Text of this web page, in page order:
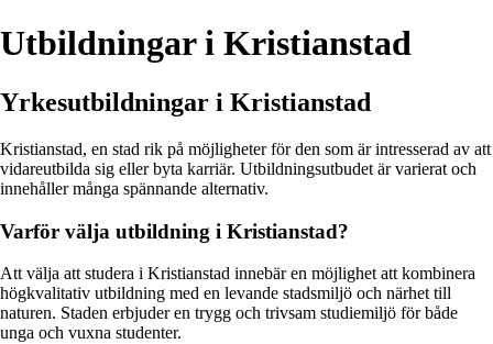
Utbildningar i Kristianstad
Yrkesutbildningar i Kristianstad
Kristianstad, en stad rik på möjligheter för den som är intresserad av att
vidareutbilda sig eller byta karriär. Utbildningsutbudet är varierat och
innehåller många spännande alternativ.
Varför välja utbildning i Kristianstad?
Att välja att studera i Kristianstad innebär en möjlighet att kombinera
högkvalitativ utbildning med en levande stadsmiljö och närhet till
naturen. Staden erbjuder en trygg och trivsam studiemiljö för både
unga och vuxna studenter.